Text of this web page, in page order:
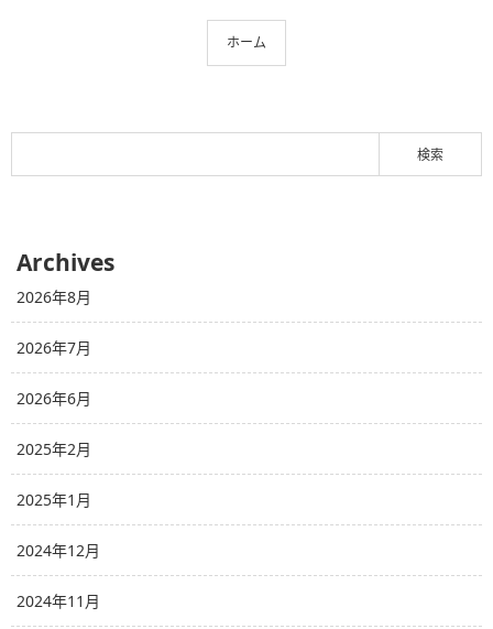
ホーム
Archives
2026年8月
2026年7月
2026年6月
2025年2月
2025年1月
2024年12月
2024年11月